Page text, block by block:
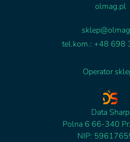
olmag.pl
tel.kom.: +48 698
Operator
Data Sharp
Polna 6 66-340
NIP: